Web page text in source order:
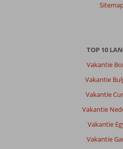
TOP 10
Vakantie
Vakantie
Vakantie
Vakantie
Vakantie
Vakantie